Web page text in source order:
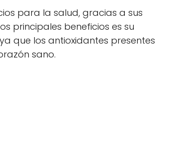
para la salud, gracias a sus
principales beneficios es su
que los antioxidantes presentes
sano.